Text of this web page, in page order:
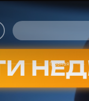
Главная